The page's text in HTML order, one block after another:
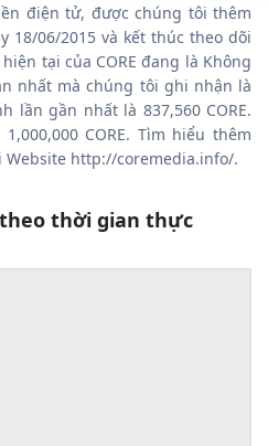
điện tử, được chúng tôi thêm
18/06/2015 và kết thúc theo dõi
tại của CORE đang là Không
nhất mà chúng tôi ghi nhận là
lần gần nhất là 837,560 CORE.
CORE. Tìm hiểu thêm
Website http://coremedia.info/.
theo thời gian thực